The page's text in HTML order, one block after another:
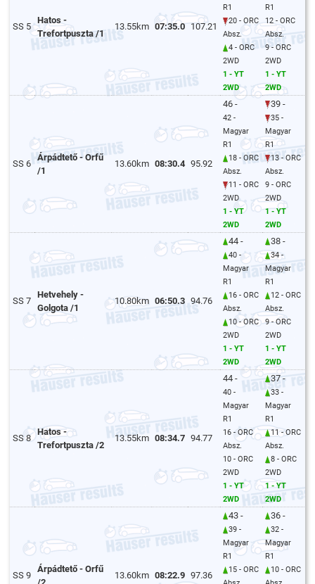
SS 5
Hatos -
Trefortpuszta /1
13.55km 07:35.0 107.21
R1
20 - ORC
Absz.
4 - ORC
2WD
1 - YT
2WD
R1
12 - ORC
Absz.
9 - ORC
2WD
1 - YT
2WD
SS 6
Árpádtető - Orfű
/1
13.60km 08:30.4 95.92
46 -
42 -
Magyar
R1
18 - ORC
Absz.
11 - ORC
2WD
1 - YT
2WD
39 -
35 -
Magyar
R1
13 - ORC
Absz.
9 - ORC
2WD
1 - YT
2WD
SS 7
Hetvehely -
Golgota /1
10.80km 06:50.3 94.76
44 -
40 -
Magyar
R1
16 - ORC
Absz.
10 - ORC
2WD
1 - YT
2WD
38 -
34 -
Magyar
R1
12 - ORC
Absz.
9 - ORC
2WD
1 - YT
2WD
SS 8
Hatos -
Trefortpuszta /2
13.55km 08:34.7 94.77
44 -
40 -
Magyar
R1
16 - ORC
Absz.
10 - ORC
2WD
1 - YT
2WD
37 -
33 -
Magyar
R1
11 - ORC
Absz.
8 - ORC
2WD
1 - YT
2WD
SS 9
Árpádtető - Orfű
13.60km 08:22.9 97.36
43 -
39 -
Magyar
R1
15 - ORC
36 -
32 -
Magyar
R1
10 - ORC